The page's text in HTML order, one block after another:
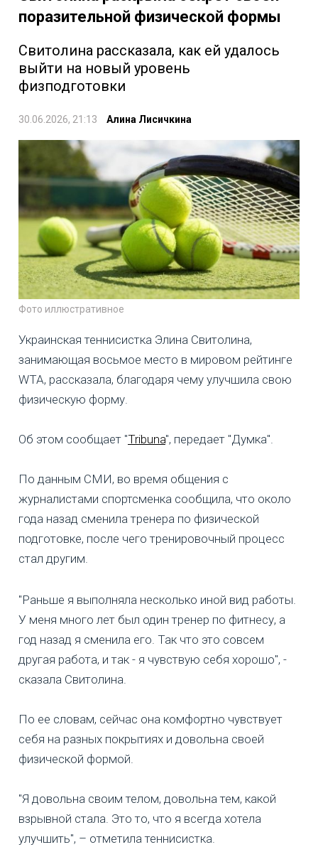
поразительной физической формы
Свитолина рассказала, как ей удалось
выйти на новый уровень
физподготовки
30.06.2026, 21:13 Алина Лисичкина
Фото иллюстративное
Украинская теннисистка Элина Свитолина,
занимающая восьмое место в мировом рейтинге
WTA, рассказала, благодаря чему улучшила свою
физическую форму.
Об этом сообщает "Tribuna", передает "Думка".
По данным СМИ, во время общения с
журналистами спортсменка сообщила, что около
года назад сменила тренера по физической
подготовке, после чего тренировочный процесс
стал другим.
"Раньше я выполняла несколько иной вид работы.
У меня много лет был один тренер по фитнесу, а
год назад я сменила его. Так что это совсем
другая работа, и так - я чувствую себя хорошо", -
сказала Свитолина.
По ее словам, сейчас она комфортно чувствует
себя на разных покрытиях и довольна своей
физической формой.
"Я довольна своим телом, довольна тем, какой
взрывной стала. Это то, что я всегда хотела
улучшить", – отметила теннисистка.